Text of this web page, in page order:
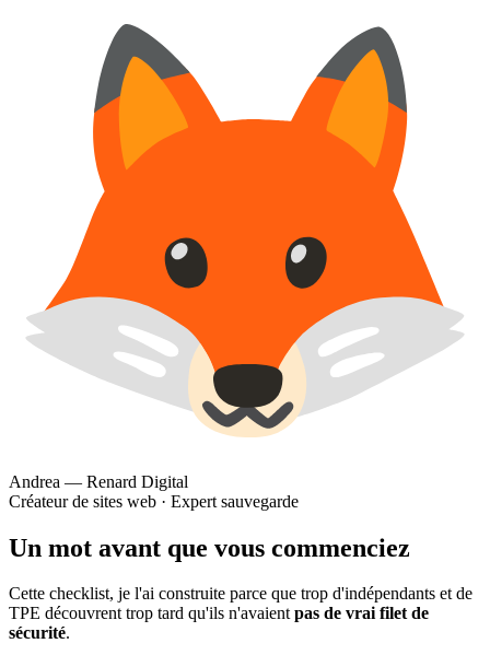
Andrea — Renard Digital
Créateur de sites web · Expert sauvegarde
Un mot avant que vous commenciez
Cette checklist, je l'ai construite parce que trop d'indépendants et de
TPE découvrent trop tard qu'ils n'avaientpas de vrai filet de
sécurité.